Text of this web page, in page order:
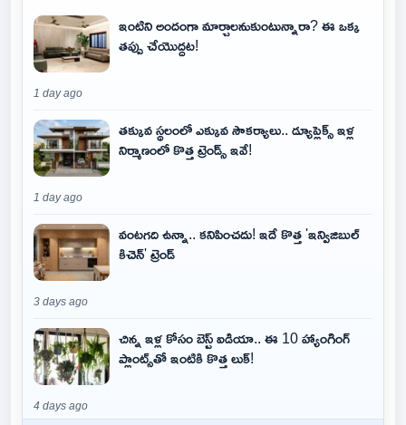
ఇంటిని అందంగా మార్చాలనుకుంటున్నారా? ఈ ఒక్క
తప్పు చేయొద్దట!
1 day ago
తక్కువ స్థలంలో ఎక్కువ సౌకర్యాలు.. డ్యూప్లెక్స్ ఇళ్ల
నిర్మాణంలో కొత్త ట్రెండ్స్ ఇవే!
1 day ago
వంటగది ఉన్నా.. కనిపించదు! ఇదే కొత్త 'ఇన్విజిబుల్
కిచెన్' ట్రెండ్
3 days ago
చిన్న ఇళ్ల కోసం బెస్ట్ ఐడియా.. ఈ 10 హ్యాంగింగ్
ప్లాంట్స్‌తో ఇంటికి కొత్త లుక్!
4 days ago